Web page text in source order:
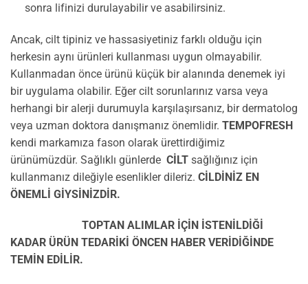
sonra lifinizi durulayabilir ve asabilirsiniz.
Ancak, cilt tipiniz ve hassasiyetiniz farklı olduğu için
herkesin aynı ürünleri kullanması uygun olmayabilir.
Kullanmadan önce ürünü küçük bir alanında denemek iyi
bir uygulama olabilir. Eğer cilt sorunlarınız varsa veya
herhangi bir alerji durumuyla karşılaşırsanız, bir dermatolog
veya uzman doktora danışmanız önemlidir. TEMPOFRESH
kendi markamıza fason olarak ürettirdiğimiz
ürünümüzdür. Sağlıklı günlerde CİLT sağlığınız için
kullanmanız dileğiyle esenlikler dileriz. CİLDİNİZ EN
ÖNEMLİ GİYSİNİZDİR.
TOPTAN ALIMLAR İÇİN İSTENİLDİĞİ
KADAR ÜRÜN TEDARİKİ ÖNCEN HABER VERİDİĞİNDE
TEMİN EDİLİR.